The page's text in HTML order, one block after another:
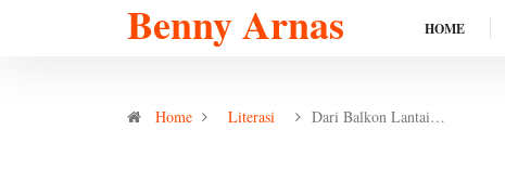
Benny Arnas HOME
Home Literasi Dari Balkon Lantai…